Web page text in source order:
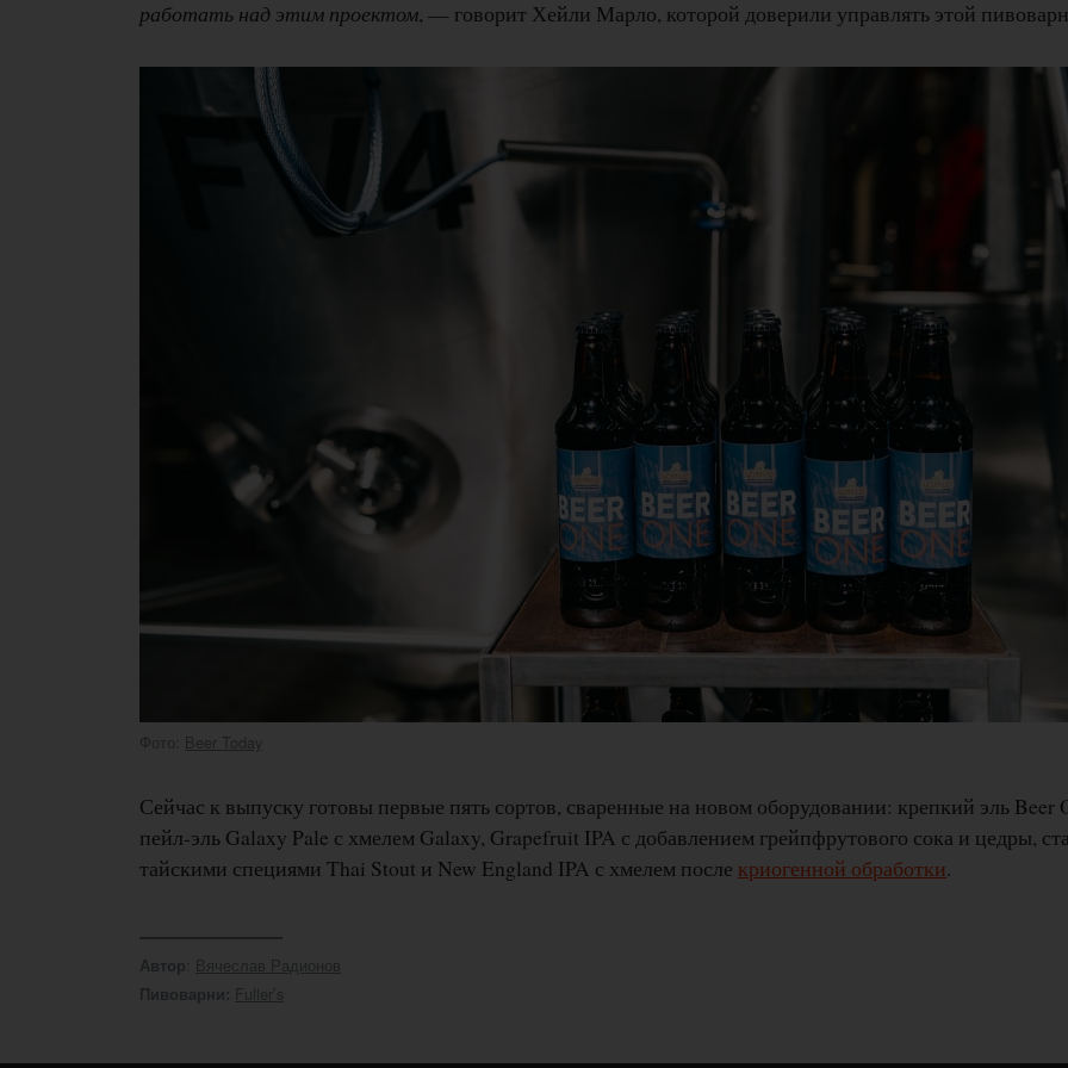
работать над этим проектом, — говорит Хейли Марло, которой доверили управлять этой
Фото: Beer Today
Сейчас к выпуску готовы первые пять сортов, сваренные на новом оборудовании: крепкий эль Beer
пейл-эль Galaxy Pale с хмелем Galaxy, Grapefruit IPA с добавлением грейпфрутового сока и цедры,
тайскими специями Thai Stout и New England IPA с хмелем после криогенной обработки.
Автор Вячеслав Радионов
Пивоварни: Fuller’s